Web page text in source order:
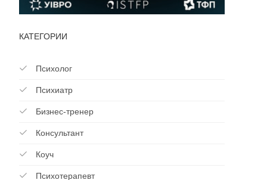
КАТЕГОРИИ
Психолог
Психиатр
Бизнес-тренер
Консультант
Коуч
Психотерапевт